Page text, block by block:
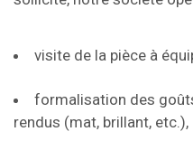
visite de la pièce à
formalisation des
rendus (mat, brillant, etc.),